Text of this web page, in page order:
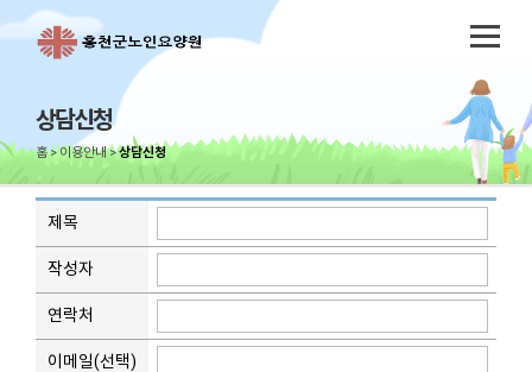
상담신청
홈 이용안내 상담신청
제목
작성자
연락처
이메일(선택)